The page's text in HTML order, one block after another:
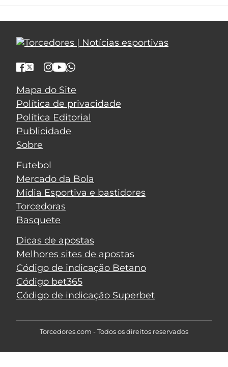
Mapa do Site
Política de privacidade
Política Editorial
Publicidade
Sobre
Futebol
Mercado da Bola
Mídia Esportiva e bastidores
Torcedoras
Basquete
Dicas de apostas
Melhores sites de apostas
Código de indicação Betano
Código bet365
Código de indicação Superbet
Torcedores.com - Todos os direitos reservados